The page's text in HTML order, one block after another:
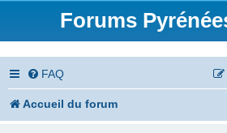
Forums
FAQ
Accueil du forum